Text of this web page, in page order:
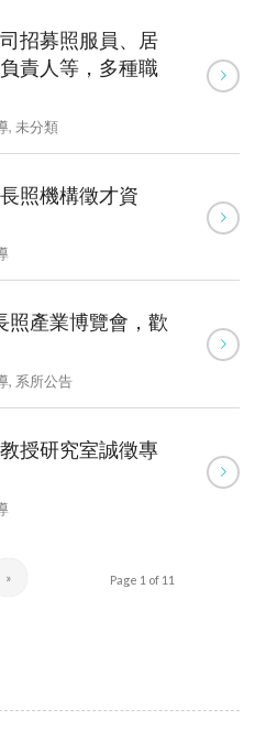
招募照服員、居
責人等，多種職
, 未分類
照機構徵才資
照產業博覽會，歡
, 系所公告
授研究室誠徵專
Page 1 of 11
»